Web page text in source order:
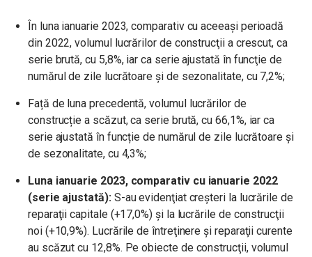
În luna ianuarie 2023, comparativ cu aceeași perioadă
din 2022, volumul lucrărilor de construcţii a crescut, ca
serie brută, cu 5,8%, iar ca serie ajustată în funcţie de
numărul de zile lucrătoare şi de sezonalitate, cu 7,2%;
Față de luna precedentă, volumul lucrărilor de
construcție a scăzut, ca serie brută, cu 66,1%, iar ca
serie ajustată în funcție de numărul de zile lucrătoare și
de sezonalitate, cu 4,3%;
Luna ianuarie 2023, comparativ cu ianuarie 2022
(serie ajustată): S-au evidenţiat creşteri la lucrările de
reparaţii capitale (+17,0%) şi la lucrările de construcţii
noi (+10,9%). Lucrările de întreţinere şi reparaţii curente
au scăzut cu 12,8%. Pe obiecte de construcţii, volumul